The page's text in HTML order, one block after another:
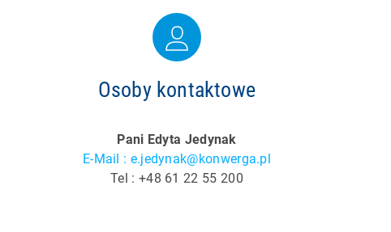
Osoby kontaktowe
Pani Edyta Jedynak
E-Mail : e.jedynak@konwerga.pl
Tel : +48 61 22 55 200